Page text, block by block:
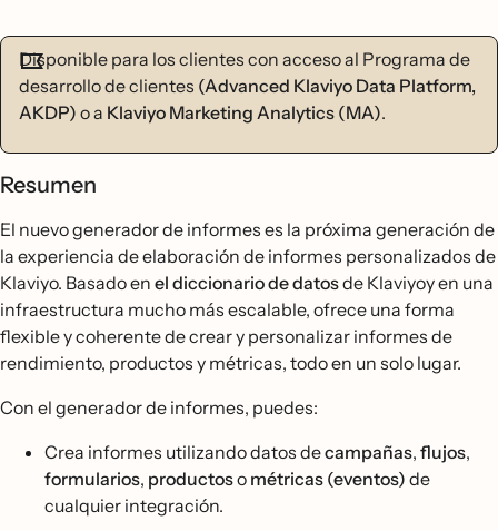
Disponible para los clientes con acceso al Programa de
desarrollo de clientes (Advanced Klaviyo Data Platform,
AKDP) o a Klaviyo Marketing Analytics (MA).
Resumen
El nuevo generador de informes es la próxima generación de
la experiencia de elaboración de informes personalizados de
Klaviyo. Basado en el diccionario de datosde Klaviyoy en una
infraestructura mucho más escalable, ofrece una forma
flexible y coherente de crear y personalizar informes de
rendimiento, productos y métricas, todo en un solo lugar.
Con el generador de informes, puedes:
Crea informes utilizando datos decampañas, flujos,
formularios, productoso métricas (eventos) de
cualquier integración.